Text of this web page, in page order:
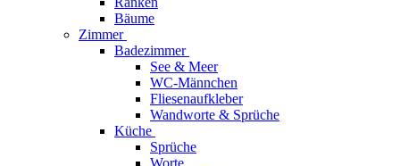
Bäume
Zimmer
Badezimmer
See & Meer
WC-Männchen
Fliesenaufkleber
Wandworte & Sprüche
Küche
Sprüche
Worte